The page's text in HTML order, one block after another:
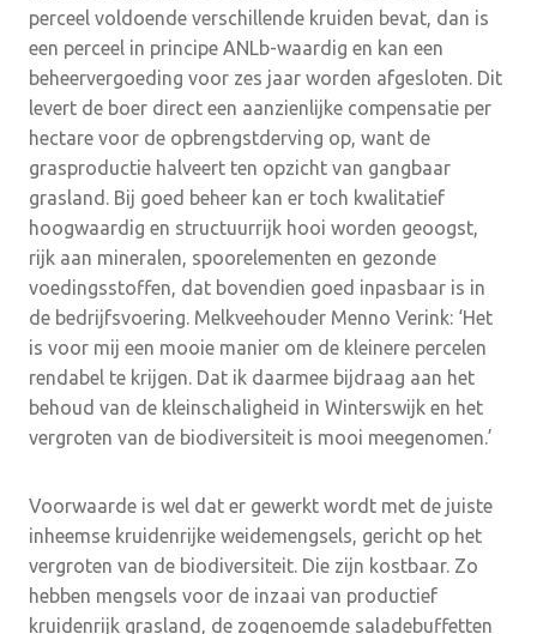
perceel voldoende verschillende kruiden bevat, dan is
een perceel in principe ANLb-waardig en kan een
beheervergoeding voor zes jaar worden afgesloten. Dit
levert de boer direct een aanzienlijke compensatie per
hectare voor de opbrengstderving op, want de
grasproductie halveert ten opzicht van gangbaar
grasland. Bij goed beheer kan er toch kwalitatief
hoogwaardig en structuurrijk hooi worden geoogst,
rijk aan mineralen, spoorelementen en gezonde
voedingsstoffen, dat bovendien goed inpasbaar is in
de bedrijfsvoering. Melkveehouder Menno Verink: ‘Het
is voor mij een mooie manier om de kleinere percelen
rendabel te krijgen. Dat ik daarmee bijdraag aan het
behoud van de kleinschaligheid in Winterswijk en het
vergroten van de biodiversiteit is mooi meegenomen.’
Voorwaarde is wel dat er gewerkt wordt met de juiste
inheemse kruidenrijke weidemengsels, gericht op het
vergroten van de biodiversiteit. Die zijn kostbaar. Zo
hebben mengsels voor de inzaai van productief
kruidenrijk grasland, de zogenoemde saladebuffetten